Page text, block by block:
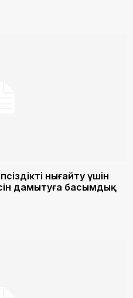
нығайту үшін
дамытуға басымдық